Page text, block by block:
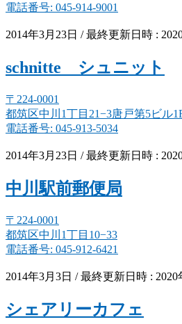
電話番号: 045-914-9001
2014年3月23日 / 最終更新日時 :
schnitte シュニット
〒224-0001
都筑区中川1丁目21−3唐戸第5ビル
電話番号: 045-913-5034
2014年3月23日 / 最終更新日時 :
中川駅前郵便局
〒224-0001
都筑区中川1丁目10−33
電話番号: 045-912-6421
2014年3月3日 / 最終更新日時 : 2020
シェアリーカフェ